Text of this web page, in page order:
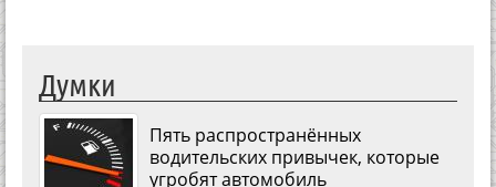
Думки
Пять распространённых
водительских привычек, которые
угробят автомобиль